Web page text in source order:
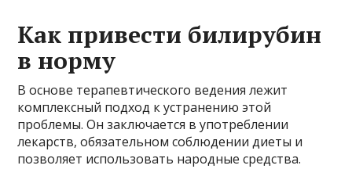
Как привести билирубин
в норму
В основе терапевтического ведения лежит
комплексный подход к устранению этой
проблемы. Он заключается в употреблении
лекарств, обязательном соблюдении диеты и
позволяет использовать народные средства.